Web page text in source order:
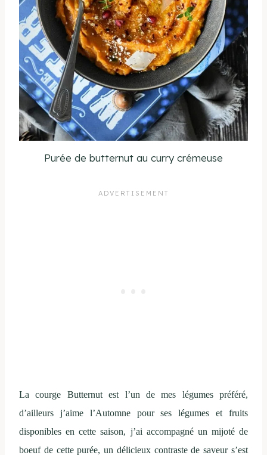
Purée de butternut au curry crémeuse
La courge Butternut est l’un de mes légumes préféré,
d’ailleurs j’aime l’Automne pour ses légumes et fruits
disponibles en cette saison, j’ai accompagné un mijoté de
boeuf de cette purée, un délicieux contraste de saveur s’est